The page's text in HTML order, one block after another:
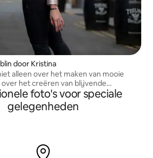
door Kristina
alleen over het maken van mooie
het creëren van blijvende
foto's voor speciale
gelegenheden